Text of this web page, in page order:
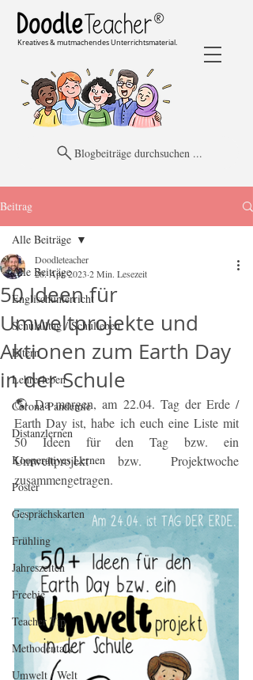
Kreatives & mutmachendes Unterrichtsmaterial.
Blogbeiträge durchsuchen ...
Beitrag
Alle Beiträge
Englischunterricht
Schulalltag / Schulleben
Eltern
Lehrerleben
Corona Pandemie
Distanzlernen
Kooperatives Lernen
Poster
Gesprächskarten
Frühling
Jahreszeiten
Freebie
Teacher Tip
Methodentalk
Umwelt / Welt
Alle Beiträge
50 Ideen für
Umweltprojekte und
Aktionen zum Earth Day
in der Schule
Doodleteacher
20. Apr. 2023 2 Min. Lesezeit
🌎 Da morgen, am 22.04. Tag der Erde /
Earth Day ist, habe ich euch eine Liste mit
50 Ideen für den Tag bzw. ein
Umweltprojekt bzw. Projektwoche
zusammengetragen.